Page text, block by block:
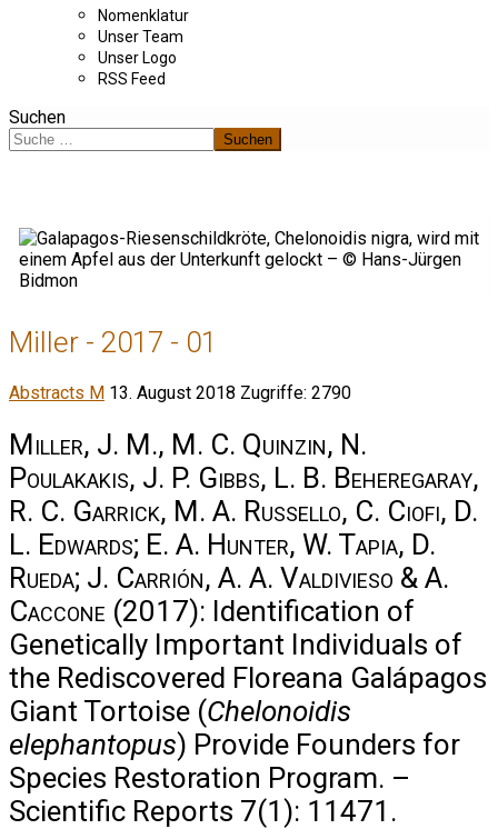
Nomenklatur
Unser Team
Unser Logo
RSS Feed
Suchen
Suchen
Miller - 2017 - 01
Abstracts M 13. August 2018 Zugriffe: 2790
Miller, J. M., M. C. Quinzin, N.
Poulakakis, J. P. Gibbs, L. B. Beheregaray,
R. C. Garrick, M. A. Russello, C. Ciofi, D.
L. Edwards; E. A. Hunter, W. Tapia, D.
Rueda; J. Carrión, A. A. Valdivieso & A.
Caccone (2017): Identification of
Genetically Important Individuals of
the Rediscovered Floreana Galápagos
Giant Tortoise (Chelonoidis
elephantopus) Provide Founders for
Species Restoration Program. –
Scientific Reports 7(1): 11471.